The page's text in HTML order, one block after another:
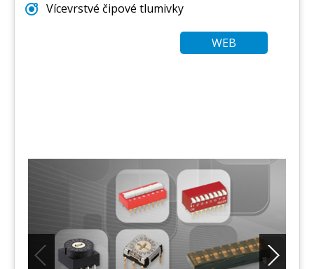
Vícevrstvé čipové tlumivky
WEB